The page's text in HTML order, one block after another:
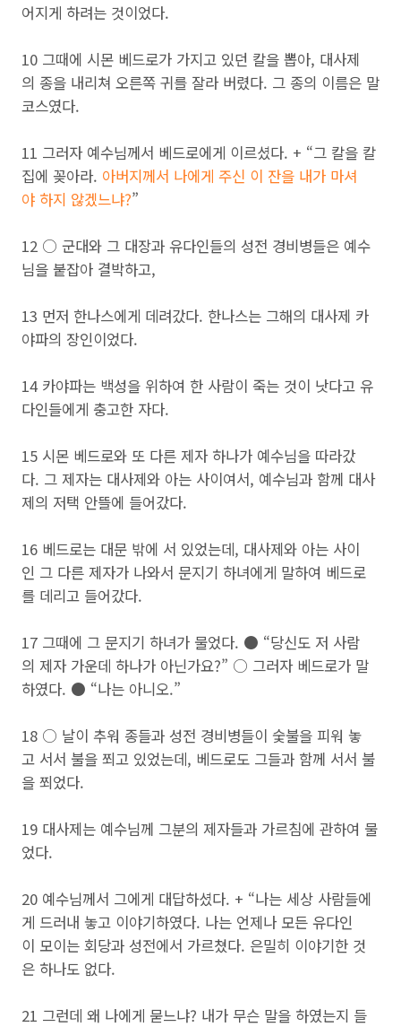
어지게 하려는 것이었다.
10 그때에 시몬 베드로가 가지고 있던 칼을 뽑아, 대사제
의 종을 내리쳐 오른쪽 귀를 잘라 버렸다. 그 종의 이름은 말
코스였다.
11 그러자 예수님께서 베드로에게 이르셨다. + “그 칼을 칼
집에 꽂아라. 아버지께서 나에게 주신 이 잔을 내가 마셔
야 하지 않겠느냐?”
12 ○ 군대와 그 대장과 유다인들의 성전 경비병들은 예수
님을 붙잡아 결박하고,
13 먼저 한나스에게 데려갔다. 한나스는 그해의 대사제 카
야파의 장인이었다.
14 카야파는 백성을 위하여 한 사람이 죽는 것이 낫다고 유
다인들에게 충고한 자다.
15 시몬 베드로와 또 다른 제자 하나가 예수님을 따라갔
다. 그 제자는 대사제와 아는 사이여서, 예수님과 함께 대사
제의 저택 안뜰에 들어갔다.
16 베드로는 대문 밖에 서 있었는데, 대사제와 아는 사이
인 그 다른 제자가 나와서 문지기 하녀에게 말하여 베드로
를 데리고 들어갔다.
17 그때에 그 문지기 하녀가 물었다. ● “당신도 저 사람
의 제자 가운데 하나가 아닌가요?” ○ 그러자 베드로가 말
하였다. ● “나는 아니오.”
18 ○ 날이 추워 종들과 성전 경비병들이 숯불을 피워 놓
고 서서 불을 쬐고 있었는데, 베드로도 그들과 함께 서서 불
을 쬐었다.
19 대사제는 예수님께 그분의 제자들과 가르침에 관하여 물
었다.
20 예수님께서 그에게 대답하셨다. + “나는 세상 사람들에
게 드러내 놓고 이야기하였다. 나는 언제나 모든 유다인
이 모이는 회당과 성전에서 가르쳤다. 은밀히 이야기한 것
은 하나도 없다.
21 그런데 왜 나에게 묻느냐? 내가 무슨 말을 하였는지 들